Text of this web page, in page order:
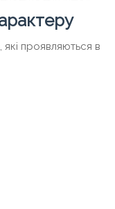
, які проявляються в